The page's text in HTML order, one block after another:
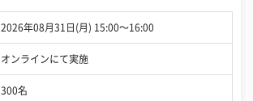
2026年08月31日(月) 15:00〜16:00
オンラインにて実施
300名